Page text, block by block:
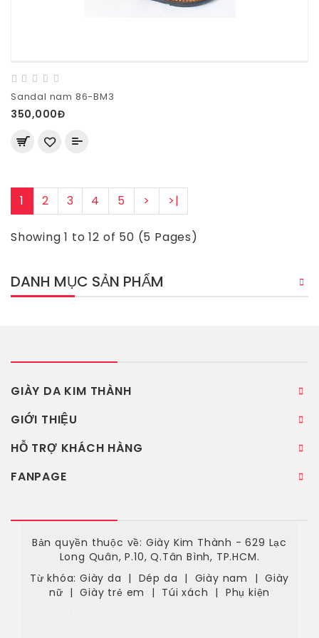
Sandal nam 86-BM3
350,000Đ
1 2 3 4 5 > >|
Showing 1 to 12 of 50 (5 Pages)
DANH MỤC SẢN PHẨM
GIÀY DA KIM THÀNH
GIỚI THIỆU
HỖ TRỢ KHÁCH HÀNG
FANPAGE
Bản quyền thuộc về: Giày Kim Thành - 629 Lạc
Long Quân, P.10, Q.Tân Bình, TP.HCM.
Từ khóa:Giày da | Dép da | Giày nam | Giày
nữ |Giày trẻ em | Túi xách | Phụ kiện